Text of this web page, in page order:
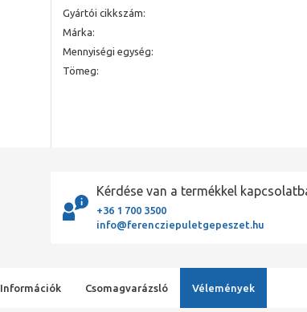
Gyártói cikkszám:
Márka:
Mennyiségi egység:
Tömeg:
Kérdése van a termékkel
+36 1 700 3500
info@ferencziepuletgepeszet.hu
Információk Csomagvarázsló Vélemények